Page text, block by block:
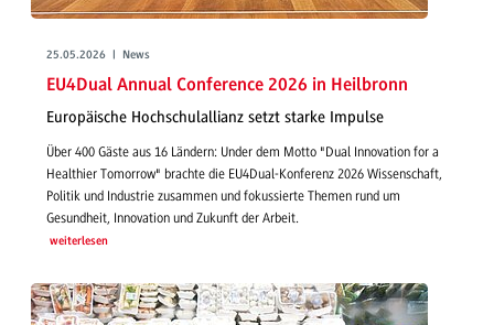
25.05.2026 | News
EU4Dual Annual Conference 2026 in Heilbronn
Europäische Hochschulallianz setzt starke Impulse
Über 400 Gäste aus 16 Ländern: Under dem Motto "Dual Innovation for a
Healthier Tomorrow" brachte die EU4Dual-Konferenz 2026 Wissenschaft,
Politik und Industrie zusammen und fokussierte Themen rund um
Gesundheit, Innovation und Zukunft der Arbeit.
weiterlesen